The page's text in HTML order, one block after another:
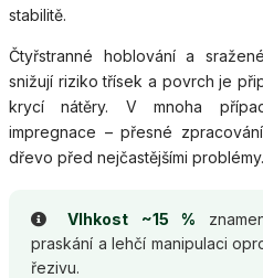
stabilitě.
Čtyřstranné hoblování a
snižují riziko třísek a povrch je
krycí nátěry. V mnoha
impregnace – přesné
dřevo před nejčastějšími problémy.
Vlhkost ~15 %
praskání a lehčí manipulaci
řezivu.